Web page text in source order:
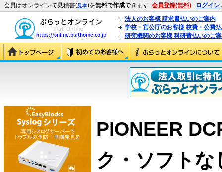
会員はオンラインで見積書(見本)を無料で作成できます 会員登録(無料) ログイン
法人のお客様 請求書払いのご案内
学校・官公庁のお客様 校費・公費
研究機関のお客様 科研費払いのご
PIONEER
ク・ソフトな